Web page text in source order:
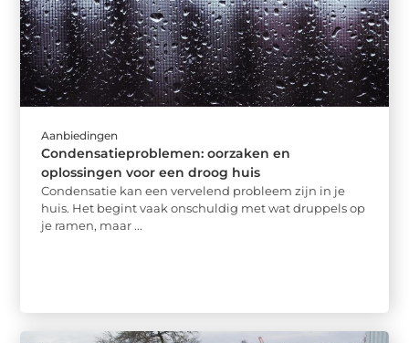
Aanbiedingen
Condensatieproblemen: oorzaken en
oplossingen voor een droog huis
Condensatie kan een vervelend probleem zijn in je
huis. Het begint vaak onschuldig met wat druppels op
je ramen, maar ...